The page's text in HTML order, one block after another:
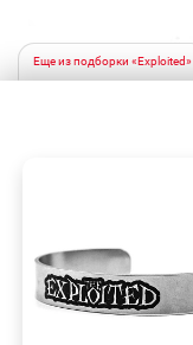
Еще из подборки «Exploited»